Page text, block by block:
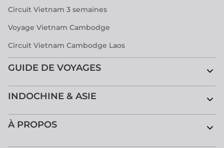
Circuit Vietnam 3 semaines
Voyage Vietnam Cambodge
Circuit Vietnam Cambodge Laos
GUIDE DE VOYAGES
INDOCHINE & ASIE
À PROPOS